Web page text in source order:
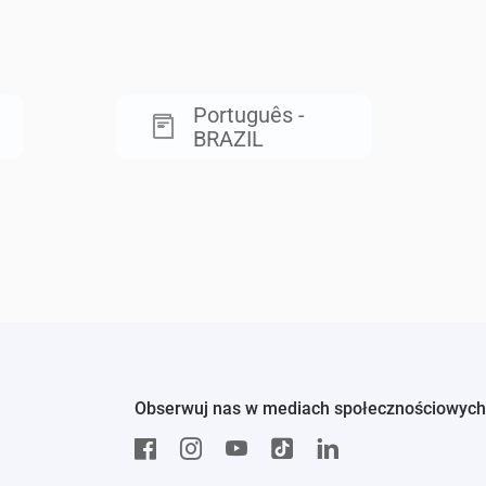
Português -
BRAZIL
Obserwuj nas w mediach społecznościowych